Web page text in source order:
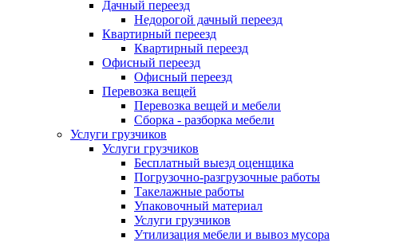
Дачный переезд
Недорогой дачный переезд
Квартирный переезд
Квартирный переезд
Офисный переезд
Офисный переезд
Перевозка вещей
Перевозка вещей и мебели
Сборка - разборка мебели
Услуги грузчиков
Услуги грузчиков
Бесплатный выезд оценщика
Погрузочно-разгрузочные работы
Такелажные работы
Упаковочный материал
Услуги грузчиков
Утилизация мебели и вывоз мусора